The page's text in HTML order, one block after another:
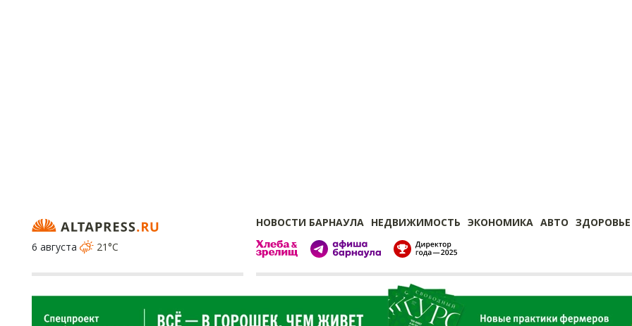
НОВОСТИ БАРНАУЛА НЕДВИЖИМОСТЬ ЭКОНОМИКА АВТО ЗДОРОВЬЕ
6 августа
21°C